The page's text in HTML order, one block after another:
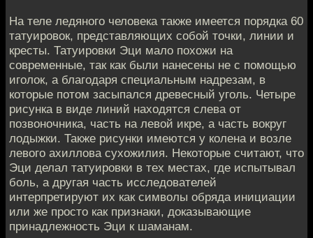
На теле ледяного человека также имеется порядка 60
татуировок, представляющих собой точки, линии и
кресты. Татуировки Эци мало похожи на
современные, так как были нанесены не с помощью
иголок, а благодаря специальным надрезам, в
которые потом засыпался древесный уголь. Четыре
рисунка в виде линий находятся слева от
позвоночника, часть на левой икре, а часть вокруг
лодыжки. Также рисунки имеются у колена и возле
левого ахиллова сухожилия. Некоторые считают, что
Эци делал татуировки в тех местах, где испытывал
боль, а другая часть исследователей
интерпретируют их как символы обряда инициации
или же просто как признаки, доказывающие
принадлежность Эци к шаманам.